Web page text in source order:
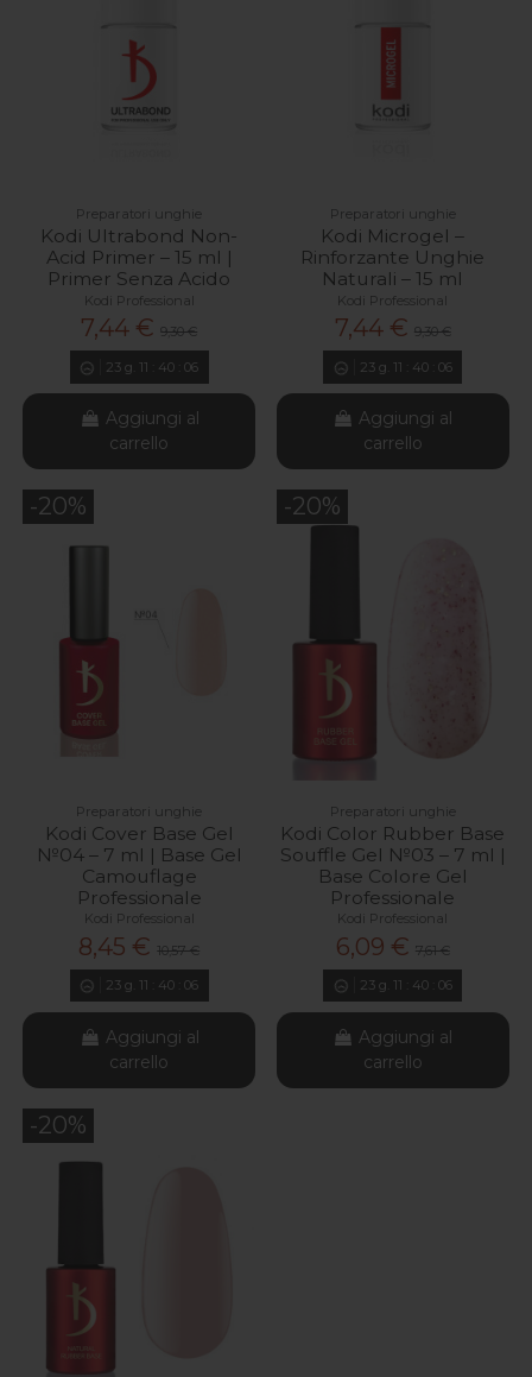
Preparatori unghie
Kodi Ultrabond Non-
Acid Primer – 15 ml |
Primer Senza Acido
Kodi Professional
7,44 €9,30 €
23g. 11 40: 04
Aggiungi al
carrello
Preparatori unghie
Kodi Microgel –
Rinforzante Unghie
Naturali – 15 ml
Kodi Professional
7,44 € 9,30 €
23g. 11: 40: 04
Aggiungi al
carrello
-20%
Preparatori unghie
Kodi Cover Base Gel
№04 – 7 ml | Base Gel
Camouflage
Professionale
Kodi Professional
8,45 € 10,57 €
23g. 11 40: 04
Aggiungi al
carrello
-20%
Preparatori unghie
Kodi Color Rubber Base
Souffle Gel №03 – 7 ml |
Base Colore Gel
Professionale
Kodi Professional
6,09 € 7,61 €
23g. 11: 40: 04
Aggiungi al
carrello
-20%